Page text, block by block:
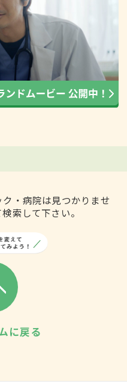
・病院は見つかりませ
索して下さい。
に戻る